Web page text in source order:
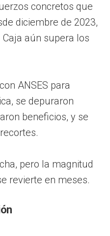
concretos que
diciembre de 2023,
aún supera los
ANSES para
se depuraron
beneficios, y se
pero la magnitud
revierte en meses.